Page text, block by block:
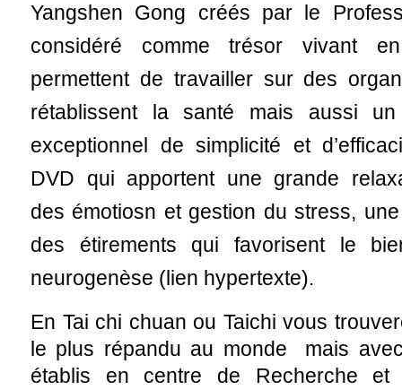
Yangshen Gong créés par le
considéré comme trésor vivant
permettent de travailler sur des
rétablissent la santé mais aussi
exceptionnel de simplicité et
DVD qui apportent une grande
des émotiosn et gestion du stress,
des étirements qui favorisent le
neurogenèse (lien hypertexte).
En Tai chi chuan ou Taichi vous
le plus répandu au monde mais
établis en centre de Recherche et